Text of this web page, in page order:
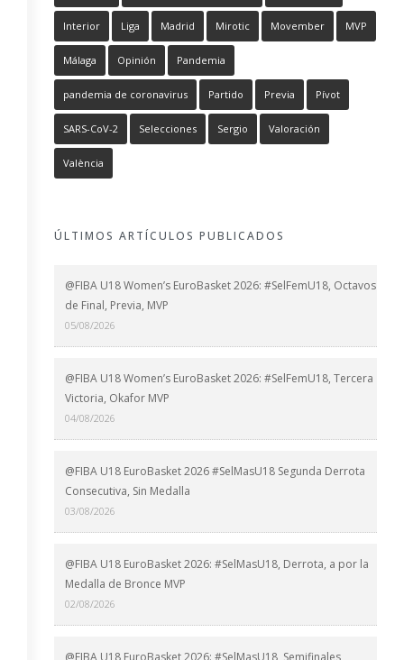
Interior Liga Madrid Mirotic Movember MVP
Málaga Opinión Pandemia
pandemia de coronavirus Partido Previa Pívot
SARS-CoV-2 Selecciones Sergio Valoración
València
ÚLTIMOS ARTÍCULOS PUBLICADOS
@FIBA U18 Women’s EuroBasket 2026: #SelFemU18, Octavos
de Final, Previa, MVP
05/08/2026
@FIBA U18 Women’s EuroBasket 2026: #SelFemU18, Tercera
Victoria, Okafor MVP
04/08/2026
@FIBA U18 EuroBasket 2026 #SelMasU18 Segunda Derrota
Consecutiva, Sin Medalla
03/08/2026
@FIBA U18 EuroBasket 2026: #SelMasU18, Derrota, a por la
Medalla de Bronce MVP
02/08/2026